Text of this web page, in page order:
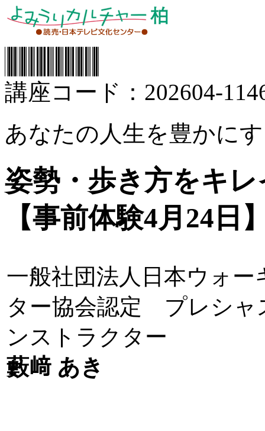
講座コード：202604-
あなたの人生を豊かに
姿勢・歩き方をキ
【事前体験4月24日
一般社団法人日本ウォ
ター協会認定 プレシャ
ンストラクター
藪﨑 あき